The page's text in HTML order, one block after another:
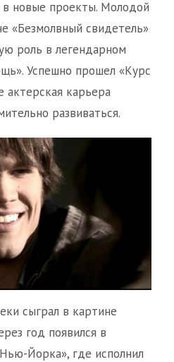
новые проекты. Молодой
«Безмолвный свидетель»
роль в легендарном
Успешно прошел «Курс
актерская карьера
развиваться.
сыграл в картине
год появился в
Йорка», где исполнил